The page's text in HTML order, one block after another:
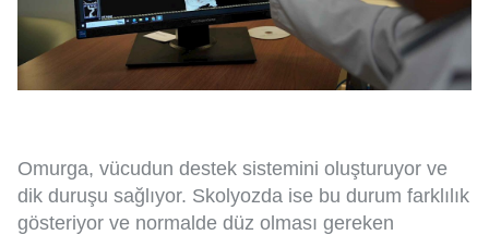
Omurga, vücudun destek sistemini oluşturuyor ve
dik duruşu sağlıyor. Skolyozda ise bu durum farklılık
gösteriyor ve normalde düz olması gereken